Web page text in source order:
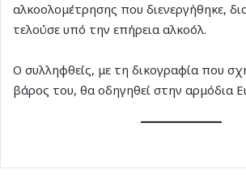
αλκοολομέτρησης που διενεργήθηκε,
τελούσε υπό την επήρεια αλκοόλ.
Ο συλληφθείς, με τη δικογραφία που
βάρος του, θα οδηγηθεί στην αρμόδια